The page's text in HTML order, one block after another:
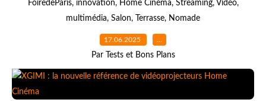
FoiredeParis, innovation, Home Cinéma, Streaming, Vidéo,
multimédia, Salon, Terrasse, Nomade
17.06.2025 …
Par Tests et Bons Plans